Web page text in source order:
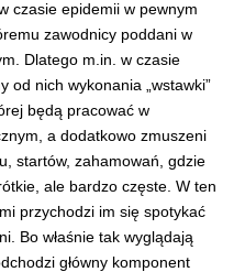
czasie epidemii w pewnym
zawodnicy poddani w
Dlatego m.in. w czasie
od nich wykonania „wstawki”
będą pracować w
a dodatkowo zmuszeni
startów, zahamowań, gdzie
ale bardzo częste. W ten
przychodzi im się spotykać
Bo właśnie tak wyglądają
główny komponent